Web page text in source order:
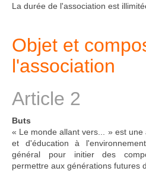
La durée de l'association est
Objet et
l'association
Article 2
Buts
« Le monde allant vers... » est une
et d'éducation à
général pour initier des
permettre aux générations futures